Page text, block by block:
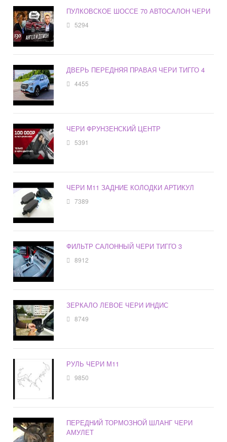
ПУЛКОВСКОЕ ШОССЕ 70 АВТОСАЛОН ЧЕРИ
5294
ДВЕРЬ ПЕРЕДНЯЯ ПРАВАЯ ЧЕРИ ТИГГО 4
4455
ЧЕРИ ФРУНЗЕНСКИЙ ЦЕНТР
5391
ЧЕРИ М11 ЗАДНИЕ КОЛОДКИ АРТИКУЛ
7389
ФИЛЬТР САЛОННЫЙ ЧЕРИ ТИГГО 3
8912
ЗЕРКАЛО ЛЕВОЕ ЧЕРИ ИНДИС
8749
РУЛЬ ЧЕРИ М11
9850
ПЕРЕДНИЙ ТОРМОЗНОЙ ШЛАНГ ЧЕРИ
АМУЛЕТ